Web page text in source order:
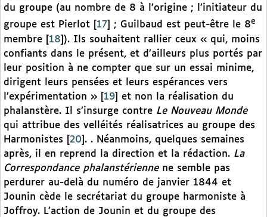
du groupe (au nombre de 8 à l’origine ; l’initiateur du
groupe est Pierlot
17 ; Guilbaud est peut-être le 8e
membre 18 ). Ils souhaitent rallier ceux « qui, moins
confiants dans le présent, et d’ailleurs plus portés par
leur position à ne compter que sur un essai minime,
dirigent leurs pensées et leurs espérances vers
l’expérimentation »
19
et non la réalisation du
phalanstère. Il s’insurge contre Le Nouveau Monde
qui attribue des velléités réalisatrices au groupe des
Harmonistes
20 . . Néanmoins, quelques semaines
après, il en reprend la direction et la rédaction. La
Correspondance phalanstériennene semble pas
perdurer au-delà du numéro de janvier 1844 et
Jounin cède le secrétariat du groupe harmoniste à
Joffroy. L’action de Jounin et du groupe des